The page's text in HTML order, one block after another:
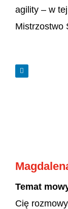
agility – w
Mistrzostwo
Temat
Cię rozmowy